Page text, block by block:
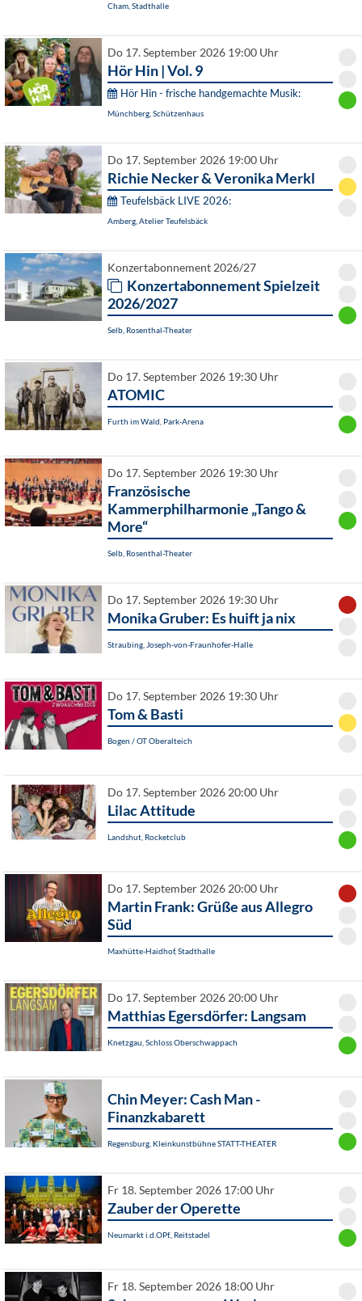
Cham, Stadthalle
Do 17. September 2026 19:00 Uhr
Hör Hin | Vol. 9
Hör Hin - frische handgemachte Musik:
Münchberg, Schützenhaus
Do 17. September 2026 19:00 Uhr
Richie Necker & Veronika Merkl
Teufelsbäck LIVE 2026:
Amberg, Atelier Teufelsbäck
Konzertabonnement 2026/27
Konzertabonnement Spielzeit
2026/2027
Selb, Rosenthal-Theater
Do 17. September 2026 19:30 Uhr
ATOMIC
Furth im Wald, Park-Arena
Do 17. September 2026 19:30 Uhr
Französische
Kammerphilharmonie „Tango &
More“
Selb, Rosenthal-Theater
Do 17. September 2026 19:30 Uhr
Monika Gruber: Es huift ja nix
Straubing, Joseph-von-Fraunhofer-Halle
Do 17. September 2026 19:30 Uhr
Tom & Basti
Bogen / OT Oberalteich
Do 17. September 2026 20:00 Uhr
Lilac Attitude
Landshut, Rocketclub
Do 17. September 2026 20:00 Uhr
Martin Frank: Grüße aus Allegro
Süd
Maxhütte-Haidhof, Stadthalle
Do 17. September 2026 20:00 Uhr
Matthias Egersdörfer: Langsam
Knetzgau, Schloss Oberschwappach
Chin Meyer: Cash Man -
Finanzkabarett
Regensburg, Kleinkunstbühne STATT-THEATER
Fr 18. September 2026 17:00 Uhr
Zauber der Operette
Neumarkt i.d.OPf., Reitstadel
Fr 18. September 2026 18:00 Uhr